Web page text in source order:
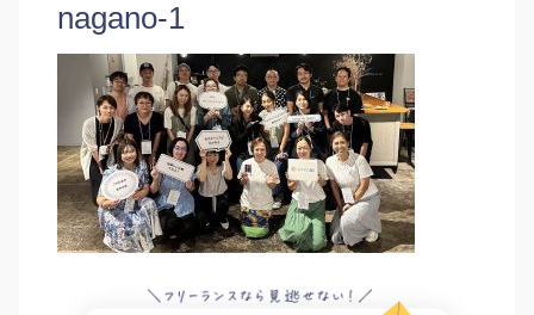
nagano-1